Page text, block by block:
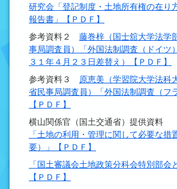
研究会「登記制度・土地所有権の在り
報告書」【ＰＤＦ】
参考資料２ 藤巻梓（国士舘大学法学
事局調査員）「外国法制調査（ドイツ
３１年４月２３日差替え）【ＰＤＦ】
参考資料３ 原恵美（学習院大学法科
省民事局調査員）「外国法制調査（フ
【ＰＤＦ】
横山関係官（国土交通省）提供資料
「土地の利用・管理に関して必要な措
要）」【ＰＤＦ】
「国土審議会土地政策分科会特別部会
【ＰＤＦ】